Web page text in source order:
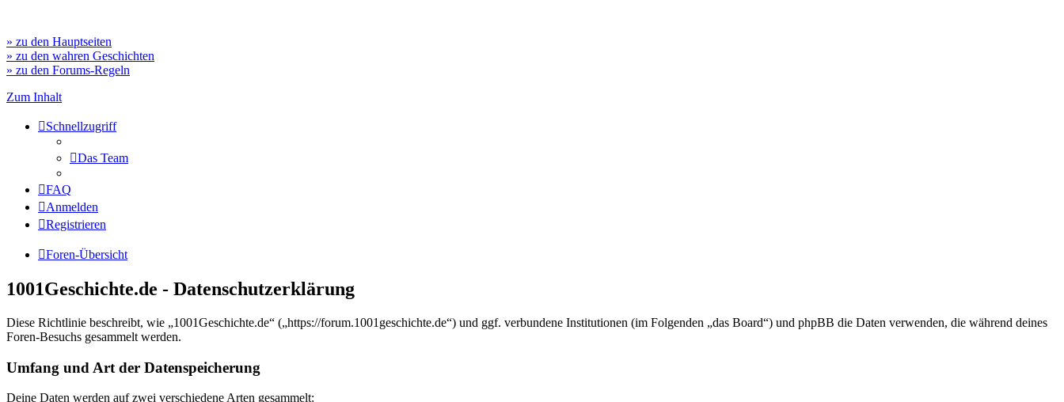
» zu den Hauptseiten
» zu den wahren Geschichten
» zu den Forums-Regeln
Zum Inhalt
Schnellzugriff
Das Team
FAQ
Anmelden
Registrieren
Foren-Übersicht
1001Geschichte.de - Datenschutzerklärung
Diese Richtlinie beschreibt, wie „1001Geschichte.de“ („https://forum.1001geschichte.de“) und ggf. verbundene Institutionen (im Folgenden „das Board“) und phpBB die Daten verwenden, die während deines
Foren-Besuchs gesammelt werden.
Umfang und Art der Datenspeicherung
Deine Daten werden auf zwei verschiedene Arten gesammelt: